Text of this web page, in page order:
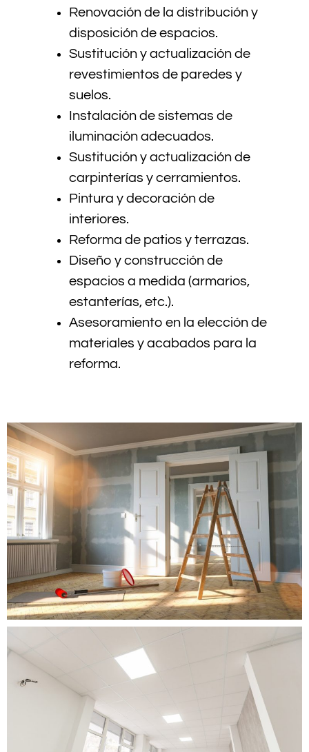
Renovación de la distribución y
disposición de espacios.
Sustitución y actualización de
revestimientos de paredes y
suelos.
Instalación de sistemas de
iluminación adecuados.
Sustitución y actualización de
carpinterías y cerramientos.
Pintura y decoración de
interiores.
Reforma de patios y terrazas.
Diseño y construcción de
espacios a medida (armarios,
estanterías, etc.).
Asesoramiento en la elección de
materiales y acabados para la
reforma.